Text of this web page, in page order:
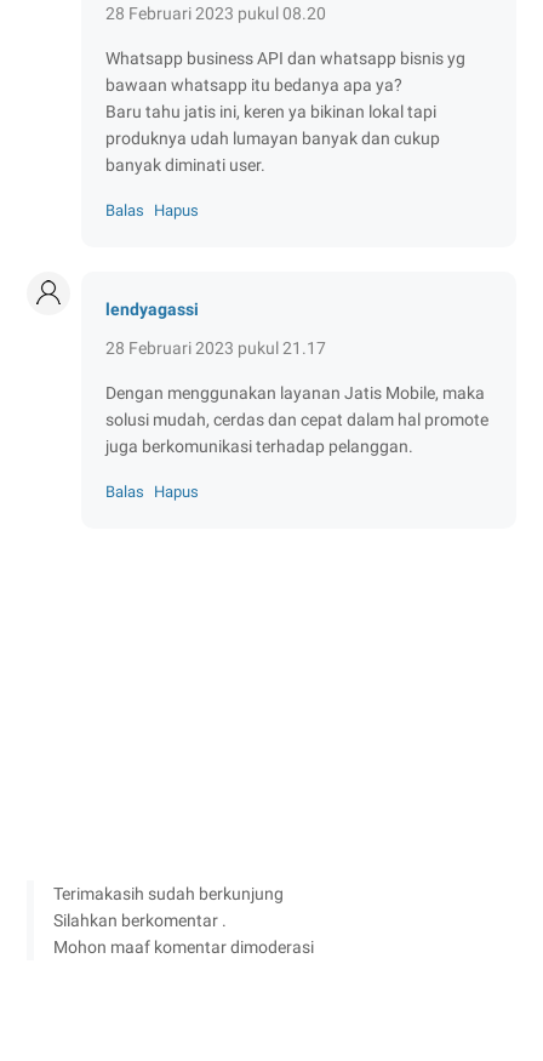
28 Februari 2023 pukul 08.20
Whatsapp business API dan whatsapp bisnis yg
bawaan whatsapp itu bedanya apa ya?
Baru tahu jatis ini, keren ya bikinan lokal tapi
produknya udah lumayan banyak dan cukup
banyak diminati user.
Balas Hapus
lendyagassi
28 Februari 2023 pukul 21.17
Dengan menggunakan layanan Jatis Mobile, maka
solusi mudah, cerdas dan cepat dalam hal promote
juga berkomunikasi terhadap pelanggan.
Balas Hapus
Terimakasih sudah berkunjung
Silahkan berkomentar .
Mohon maaf komentar dimoderasi